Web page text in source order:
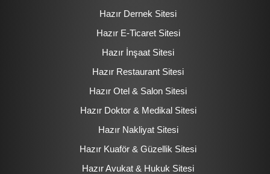
Hazır Dernek Sitesi
Hazır E-Ticaret Sitesi
Hazır İnşaat Sitesi
Hazır Restaurant Sitesi
Hazır Otel & Salon Sitesi
Hazır Doktor & Medikal Sitesi
Hazır Nakliyat Sitesi
Hazır Kuaför & Güzellik Sitesi
Hazır Avukat & Hukuk Sitesi